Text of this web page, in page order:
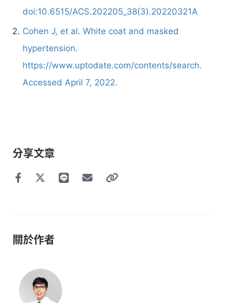
doi:10.6515/ACS.202205_38(3).20220321A
Cohen J, et al. White coat and masked
hypertension.
https://www.uptodate.com/contents/search.
Accessed April 7, 2022.
分享文章
關於作者